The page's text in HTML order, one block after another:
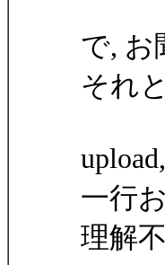
で, お
それ
一行
理解